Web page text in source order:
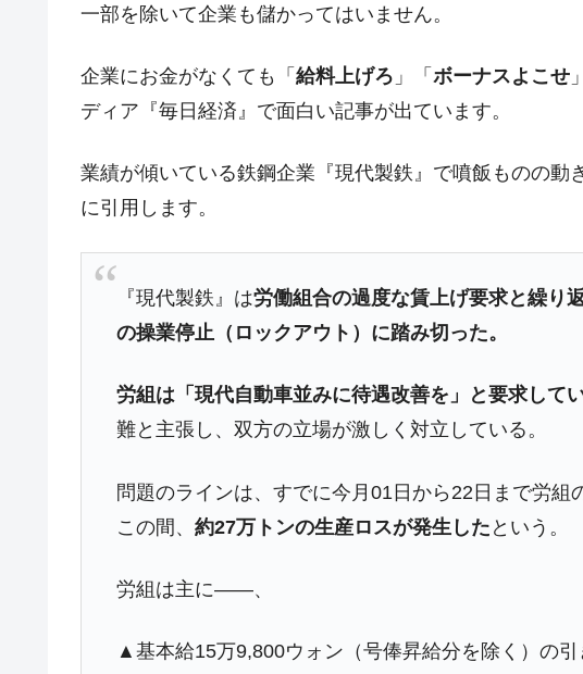
『Money1』 『韓国銀行』が「金の保有量を増やします」⇒「金
『Money1』 韓国･帰ってきた李在明。李在明を支持しない「50.5
壟断
『Money1』
『Money1』 韓国製造業「半導体絶好調」のウラで他業種は全
『Money1』 【米韓激突案件】韓国消費者院が『クーパン』1人
『Money1』 韓国型イージス搭載の次世代駆逐艦「KDDX」1番
『Money1』 【対日本円】ウォン安が急進！ 日米の協調に韓国が
『Money1』
韓国政府『BYD』車への補助金を全廃 ⇒ 実は韓国
ドを掲げる「在韓反米勢力」
『Money1』 JPモルガン「韓国レバレッジETFの清算はほぼ終わ
一部を除いて企業も儲かってはいません。
企業にお金がなくても「 給料上げろ 」「 ボーナスよこせ
ディア『毎日経済』で面白い記事が出ています。
業績が傾いている鉄鋼企業『現代製鉄』で噴飯ものの動
に引用します。
『現代製鉄』は労働組合の過度な賃上げ要求と繰り
の操業停止（ロックアウト）に踏み切った。
労組は「現代自動車並みに待遇改善を」と要求して
難と主張し、双方の立場が激しく対立している。
問題のラインは、すでに今月01日から22日まで労組
この間、約27万トンの生産ロスが発生した という。
労組は主に――、
▲基本給15万9,800ウォン（号俸昇給分を除く）の引